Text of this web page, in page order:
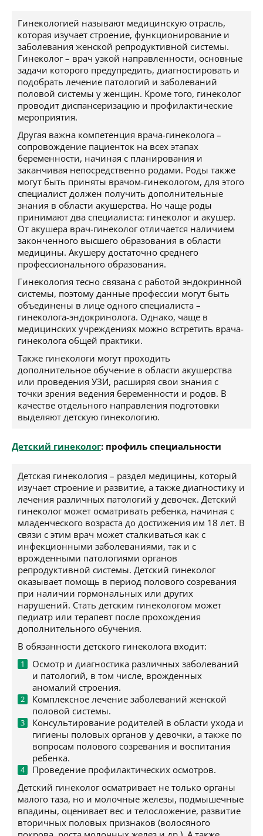
Гинекологией называют медицинскую отрасль,
которая изучает строение, функционирование и
заболевания женской репродуктивной системы.
Гинеколог – врач узкой направленности, основные
задачи которого предупредить, диагностировать и
подобрать лечение патологий и заболеваний
половой системы у женщин. Кроме того, гинеколог
проводит диспансеризацию и профилактические
мероприятия.
Другая важна компетенция врача-гинеколога –
сопровождение пациенток на всех этапах
беременности, начиная с планирования и
заканчивая непосредственно родами. Роды также
могут быть приняты врачом-гинекологом, для этого
специалист должен получить дополнительные
знания в области акушерства. Но чаще роды
принимают два специалиста: гинеколог и акушер.
От акушера врач-гинеколог отличается наличием
законченного высшего образования в области
медицины. Акушеру достаточно среднего
профессионального образования.
Гинекология тесно связана с работой эндокринной
системы, поэтому данные профессии могут быть
объединены в лице одного специалиста –
гинеколога-эндокринолога. Однако, чаще в
медицинских учреждениях можно встретить врача-
гинеколога общей практики.
Также гинекологи могут проходить
дополнительное обучение в области акушерства
или проведения УЗИ, расширяя свои знания с
точки зрения ведения беременности и родов. В
качестве отдельного направления подготовки
выделяют детскую гинекологию.
Детский гинеколог: профиль специальности
Детская гинекология – раздел медицины, который
изучает строение и развитие, а также диагностику и
лечения различных патологий у девочек. Детский
гинеколог может осматривать ребенка, начиная с
младенческого возраста до достижения им 18 лет. В
связи с этим врач может сталкиваться как с
инфекционными заболеваниями, так и с
врожденными патологиями органов
репродуктивной системы. Детский гинеколог
оказывает помощь в период полового созревания
при наличии гормональных или других
нарушений. Стать детским гинекологом может
педиатр или терапевт после прохождения
дополнительного обучения.
В обязанности детского гинеколога входит:
Осмотр и диагностика различных заболеваний
и патологий, в том числе, врожденных
аномалий строения.
Комплексное лечение заболеваний женской
половой системы.
Консультирование родителей в области ухода и
гигиены половых органов у девочки, а также по
вопросам полового созревания и воспитания
ребенка.
Проведение профилактических осмотров.
Детский гинеколог осматривает не только органы
малого таза, но и молочные железы, подмышечные
впадины, оценивает вес и телосложение, развитие
вторичных половых признаков (волосяного